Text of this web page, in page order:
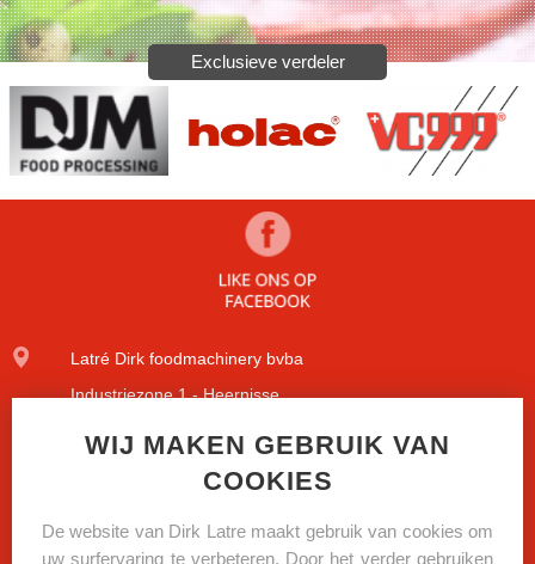
Exclusieve verdeler
Latré Dirk foodmachinery bvba
Industriezone 1 - Heernisse
Diamantstraat 9
+32(0)51/51.09.84
WIJ MAKEN GEBRUIK VAN
COOKIES
De website van Dirk Latre maakt gebruik van cookies om
uw surfervaring te verbeteren. Door het verder gebruiken